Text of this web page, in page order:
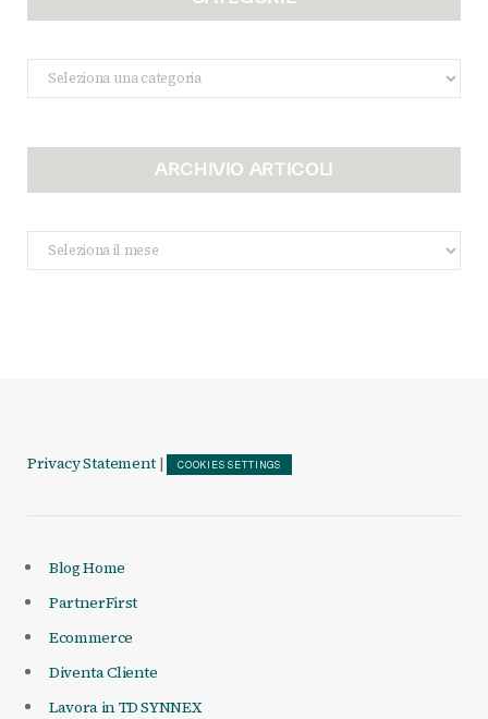
Categorie
ARCHIVIO ARTICOLI
Archivio
Articoli
Privacy Statement | COOKIES SETTINGS
Blog Home
PartnerFirst
Ecommerce
Diventa Cliente
Lavora in TD SYNNEX